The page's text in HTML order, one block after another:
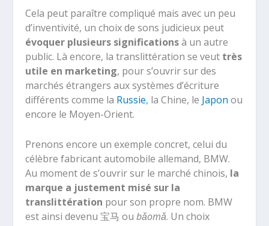
Cela peut paraître compliqué mais avec un peu
d’inventivité, un choix de sons judicieux peut
évoquer plusieurs significationsà un autre
public. Là encore, la translittération se veut très
utile en marketing, pour s’ouvrir sur des
marchés étrangers aux systèmes d’écriture
différents comme la Russie, la Chine, le Japon ou
encore le Moyen-Orient.
Prenons encore un exemple concret, celui du
célèbre fabricant automobile allemand, BMW.
Au moment de s’ouvrir sur le marché chinois, la
marque a justement misé sur la
translittération pour son propre nom. BMW
est ainsi devenu 宝马 oubǎomǎ. Un choix